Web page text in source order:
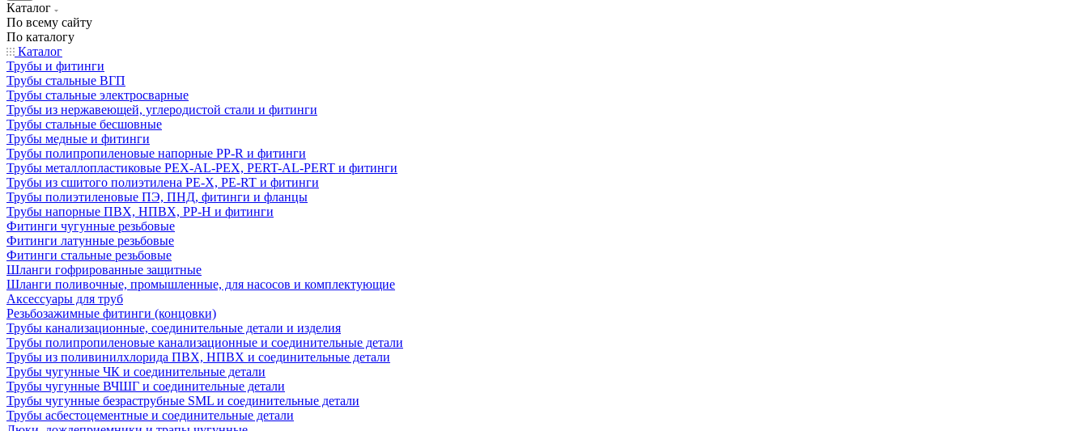
Каталог
По всему сайту
По каталогу
Каталог
Трубы и фитинги
Трубы стальные ВГП
Трубы стальные электросварные
Трубы из нержавеющей, углеродистой стали и фитинги
Трубы стальные бесшовные
Трубы медные и фитинги
Трубы полипропиленовые напорные PP-R и фитинги
Трубы металлопластиковые PEX-AL-PEX, PERT-AL-PERT и фитинги
Трубы из сшитого полиэтилена PE-X, PE-RT и фитинги
Трубы полиэтиленовые ПЭ, ПНД, фитинги и фланцы
Трубы напорные ПВХ, НПВХ, PP-H и фитинги
Фитинги чугунные резьбовые
Фитинги латунные резьбовые
Фитинги стальные резьбовые
Шланги гофрированные защитные
Шланги поливочные, промышленные, для насосов и комплектующие
Аксессуары для труб
Резьбозажимные фитинги (концовки)
Трубы канализационные, соединительные детали и изделия
Трубы полипропиленовые канализационные и соединительные детали
Трубы из поливинилхлорида ПВХ, НПВХ и соединительные детали
Трубы чугунные ЧК и соединительные детали
Трубы чугунные ВЧШГ и соединительные детали
Трубы чугунные безраструбные SML и соединительные детали
Трубы асбестоцементные и соединительные детали